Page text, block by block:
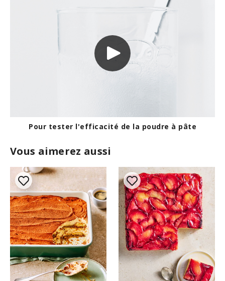
Pour tester l'efficacité de la poudre à pâte
Vous aimerez aussi